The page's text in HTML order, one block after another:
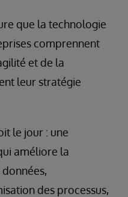
que la technologie
comprennent
et de la
leur stratégie
le jour : une
améliore la
des processus,